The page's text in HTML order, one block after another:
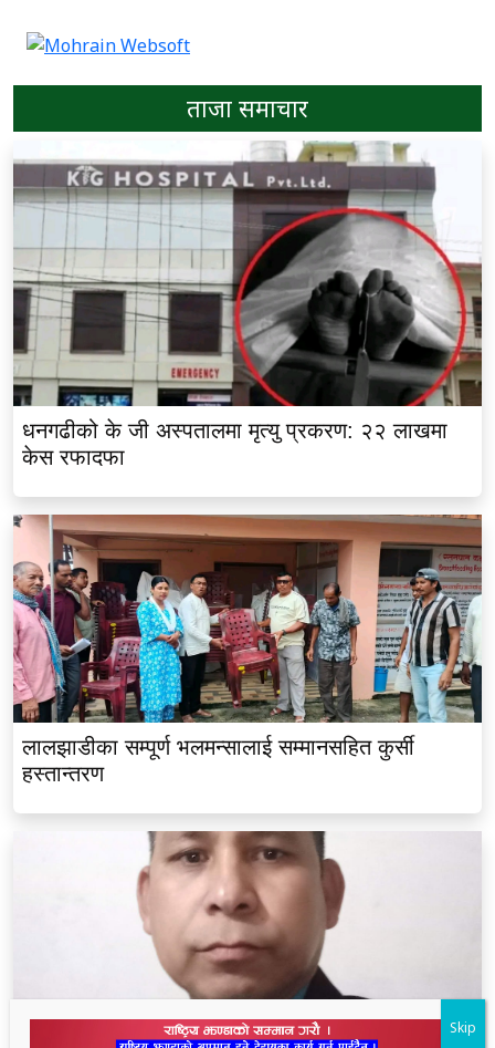
ताजा समाचार
धनगढीको के जी अस्पतालमा मृत्यु प्रकरण: २२ लाखमा
केस रफादफा
लालझाडीका सम्पूर्ण भलमन्सालाई सम्मानसहित कुर्सी
हस्तान्तरण
Skip